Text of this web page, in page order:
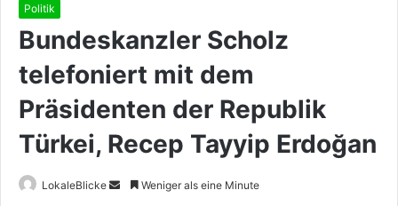
Politik
Bundeskanzler Scholz
telefoniert mit dem
Präsidenten der Republik
Türkei, Recep Tayyip Erdoğan
LokaleBlicke
SendeWeniger als eine Minute